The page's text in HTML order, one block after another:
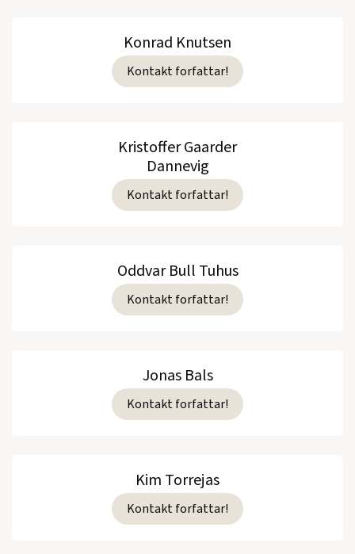
Konrad Knutsen
Kontakt forfattar!
Kristoffer Gaarder
Dannevig
Kontakt forfattar!
Oddvar Bull Tuhus
Kontakt forfattar!
Jonas Bals
Kontakt forfattar!
Kim Torrejas
Kontakt forfattar!